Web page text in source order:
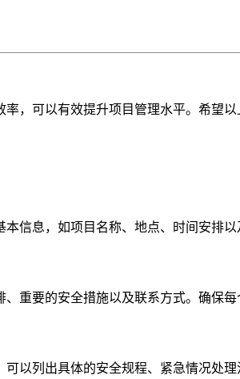
，可以有效提升项目管理水平。希望
信息，如项目名称、地点、时间安排
重要的安全措施以及联系方式。确保
以列出具体的安全规程、紧急情况处